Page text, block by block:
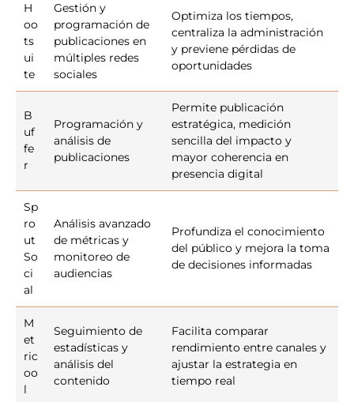
H
oo
ts
ui
te
Gestión y
programación de
publicaciones en
múltiples redes
sociales
Optimiza los tiempos,
centraliza la administración
y previene pérdidas de
oportunidades
B
uf
fe
r
Programación y
análisis de
publicaciones
Permite publicación
estratégica, medición
sencilla del impacto y
mayor coherencia en
presencia digital
Sp
ro
ut
So
ci
al
Análisis avanzado
de métricas y
monitoreo de
audiencias
Profundiza el conocimiento
del público y mejora la toma
de decisiones informadas
M
et
ric
oo
l
Seguimiento de
estadísticas y
análisis del
contenido
Facilita comparar
rendimiento entre canales y
ajustar la estrategia en
tiempo real